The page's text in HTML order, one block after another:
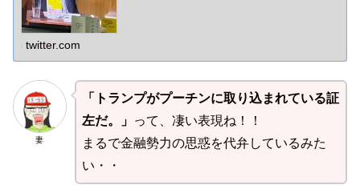
twitter.com
妻
「トランプがプーチンに取り込まれている証
左だ。」 って、凄い表現ね！！
まるで金融勢力の思惑を代弁しているみた
い・・